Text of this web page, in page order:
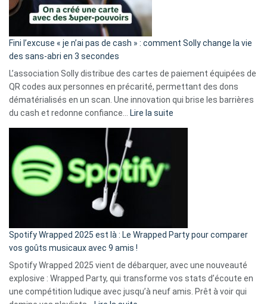
Fini l’excuse « je n’ai pas de cash » : comment Solly change la vie
des sans-abri en 3 secondes
L’association Solly distribue des cartes de paiement équipées de
QR codes aux personnes en précarité, permettant des dons
dématérialisés en un scan. Une innovation qui brise les barrières
du cash et redonne confiance… Lire la suite
»
Solly
change
la
Spotify Wrapped 2025 est là : Le Wrapped Party pour comparer
vos goûts musicaux avec 9 amis !
Spotify Wrapped 2025 vient de débarquer, avec une nouveauté
explosive : Wrapped Party, qui transforme vos stats d’écoute en
une compétition ludique avec jusqu’à neuf amis. Prêt à voir qui